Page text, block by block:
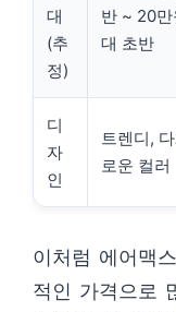
대
(추
정)
반 ~ 20만
대 초반
디
자
인
트렌디,
로운 컬러
이처럼 에어맥
적인 가격으로